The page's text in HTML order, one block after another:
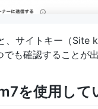
、サイトキー（Site
も確認することが出
を使用して